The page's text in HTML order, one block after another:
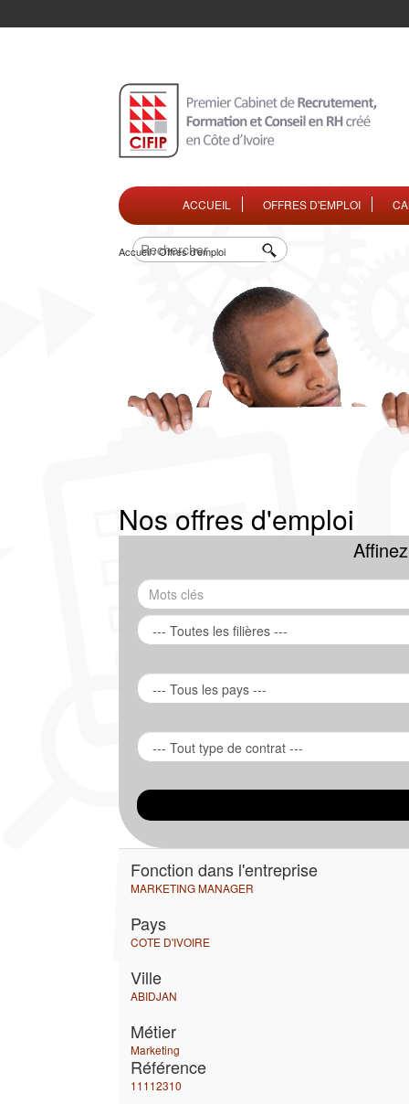
ACCUEIL OFFRES D'EMPLOI
Accueil / Offres d'emploi
Nos offres d'emploi
Fonction dans l'entreprise
MARKETING MANAGER
Pays
COTE D'IVOIRE
Ville
ABIDJAN
Métier
Marketing
Référence
11112310